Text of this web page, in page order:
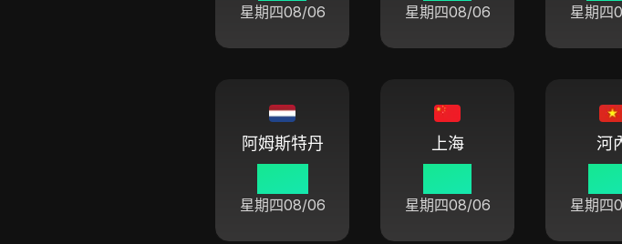
星期四08/06 星期四08/06 星期四
阿姆斯特丹
星期四08/06
上海
星期四08/06
河
星期四